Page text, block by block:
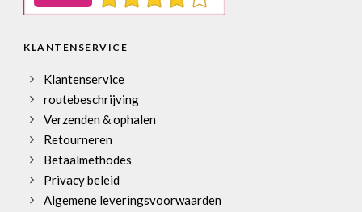
KLANTENSERVICE
Klantenservice
routebeschrijving
Verzenden & ophalen
Retourneren
Betaalmethodes
Privacy beleid
Algemene leveringsvoorwaarden